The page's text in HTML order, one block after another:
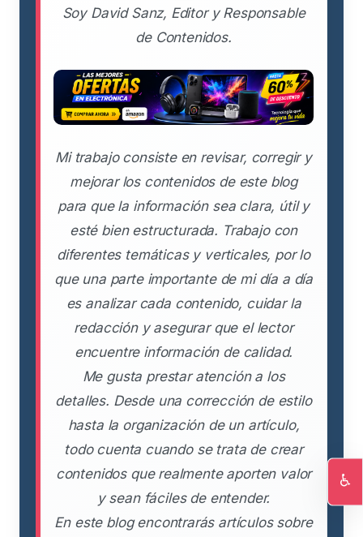
Soy David Sanz, Editor y Responsable
de Contenidos.
Mi trabajo consiste en revisar, corregir y
mejorar los contenidos de este blog
para que la información sea clara, útil y
esté bien estructurada. Trabajo con
diferentes temáticas y verticales, por lo
que una parte importante de mi día a día
es analizar cada contenido, cuidar la
redacción y asegurar que el lector
encuentre información de calidad.
Me gusta prestar atención a los
detalles. Desde una corrección de estilo
hasta la organización de un artículo,
todo cuenta cuando se trata de crear
contenidos que realmente aporten valor
y sean fáciles de entender.
En este blog encontrarás artículos sobre
♿